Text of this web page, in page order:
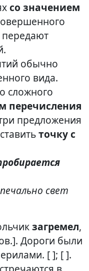
со значением
обычно
вида.
сложного
перечисления
предложения
точку с
печально свет
загремел,
Дороги были
[ ]; [ ].